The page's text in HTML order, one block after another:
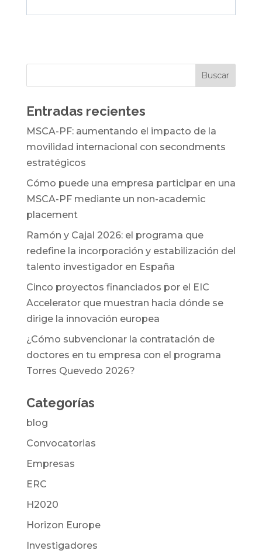
Entradas recientes
MSCA-PF: aumentando el impacto de la
movilidad internacional con secondments
estratégicos
Cómo puede una empresa participar en una
MSCA-PF mediante un non-academic
placement
Ramón y Cajal 2026: el programa que
redefine la incorporación y estabilización del
talento investigador en España
Cinco proyectos financiados por el EIC
Accelerator que muestran hacia dónde se
dirige la innovación europea
¿Cómo subvencionar la contratación de
doctores en tu empresa con el programa
Torres Quevedo 2026?
Categorías
blog
Convocatorias
Empresas
ERC
H2020
Horizon Europe
Investigadores